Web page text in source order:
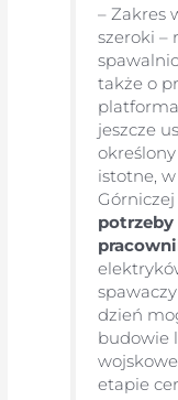
– Zakres
szeroki –
także o
jeszcze
istotne,
Górniczej
dzień
budowie
etapie